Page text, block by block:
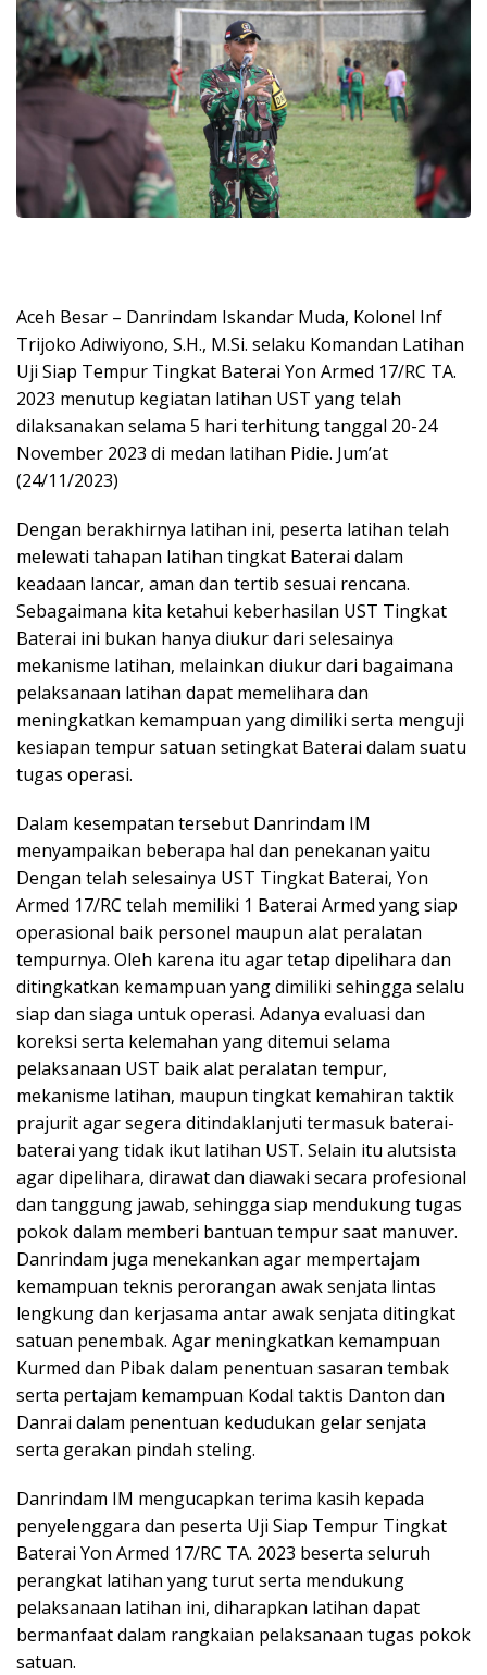
Aceh Besar – Danrindam Iskandar Muda, Kolonel Inf
Trijoko Adiwiyono, S.H., M.Si. selaku Komandan Latihan
Uji Siap Tempur Tingkat Baterai Yon Armed 17/RC TA.
2023 menutup kegiatan latihan UST yang telah
dilaksanakan selama 5 hari terhitung tanggal 20-24
November 2023 di medan latihan Pidie. Jum’at
(24/11/2023)
Dengan berakhirnya latihan ini, peserta latihan telah
melewati tahapan latihan tingkat Baterai dalam
keadaan lancar, aman dan tertib sesuai rencana.
Sebagaimana kita ketahui keberhasilan UST Tingkat
Baterai ini bukan hanya diukur dari selesainya
mekanisme latihan, melainkan diukur dari bagaimana
pelaksanaan latihan dapat memelihara dan
meningkatkan kemampuan yang dimiliki serta menguji
kesiapan tempur satuan setingkat Baterai dalam suatu
tugas operasi.
Dalam kesempatan tersebut Danrindam IM
menyampaikan beberapa hal dan penekanan yaitu
Dengan telah selesainya UST Tingkat Baterai, Yon
Armed 17/RC telah memiliki 1 Baterai Armed yang siap
operasional baik personel maupun alat peralatan
tempurnya. Oleh karena itu agar tetap dipelihara dan
ditingkatkan kemampuan yang dimiliki sehingga selalu
siap dan siaga untuk operasi. Adanya evaluasi dan
koreksi serta kelemahan yang ditemui selama
pelaksanaan UST baik alat peralatan tempur,
mekanisme latihan, maupun tingkat kemahiran taktik
prajurit agar segera ditindaklanjuti termasuk baterai-
baterai yang tidak ikut latihan UST. Selain itu alutsista
agar dipelihara, dirawat dan diawaki secara profesional
dan tanggung jawab, sehingga siap mendukung tugas
pokok dalam memberi bantuan tempur saat manuver.
Danrindam juga menekankan agar mempertajam
kemampuan teknis perorangan awak senjata lintas
lengkung dan kerjasama antar awak senjata ditingkat
satuan penembak. Agar meningkatkan kemampuan
Kurmed dan Pibak dalam penentuan sasaran tembak
serta pertajam kemampuan Kodal taktis Danton dan
Danrai dalam penentuan kedudukan gelar senjata
serta gerakan pindah steling.
Danrindam IM mengucapkan terima kasih kepada
penyelenggara dan peserta Uji Siap Tempur Tingkat
Baterai Yon Armed 17/RC TA. 2023 beserta seluruh
perangkat latihan yang turut serta mendukung
pelaksanaan latihan ini, diharapkan latihan dapat
bermanfaat dalam rangkaian pelaksanaan tugas pokok
satuan.